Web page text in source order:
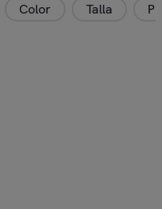
Color Talla